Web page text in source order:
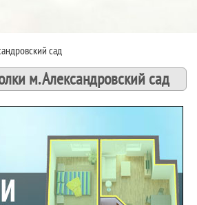
сад
м. Александровский сад